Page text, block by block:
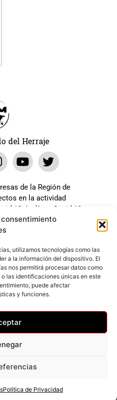
utilizamos tecnologías como las
a la información del dispositivo. El
nos permitirá procesar datos como
las identificaciones únicas en este
puede afectar
y funciones.
Política de Privacidad
del Herraje
de la Región de
en la actividad
19. La línea Covid-19
la unión europea.
al Programa Kit Digital
Next Generation (EU) del
–Cookies
reservados